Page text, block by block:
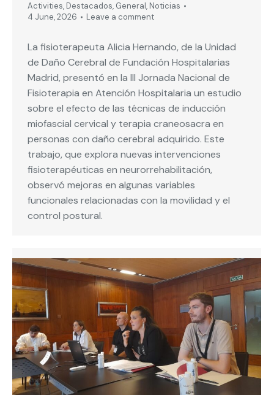
Activities, Destacados, General, Noticias
4 June, 2026
Leave a comment
La fisioterapeuta Alicia Hernando, de la Unidad
de Daño Cerebral de Fundación Hospitalarias
Madrid, presentó en la III Jornada Nacional de
Fisioterapia en Atención Hospitalaria un estudio
sobre el efecto de las técnicas de inducción
miofascial cervical y terapia craneosacra en
personas con daño cerebral adquirido. Este
trabajo, que explora nuevas intervenciones
fisioterapéuticas en neurorrehabilitación,
observó mejoras en algunas variables
funcionales relacionadas con la movilidad y el
control postural.